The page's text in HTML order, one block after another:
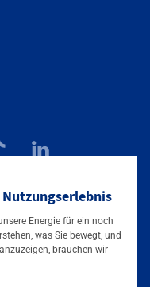
Energie für ein noch
was Sie bewegt, und
brauchen wir